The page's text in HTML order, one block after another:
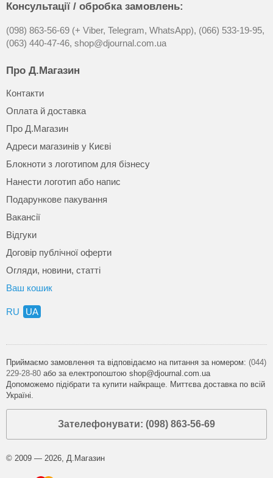
Консультації / обробка замовлень:
(098) 863-56-69 (+ Viber, Telegram, WhatsApp), (066) 533-19-95,
(063) 440-47-46, shop@djournal.com.ua
Про Д.Магазин
Контакти
Оплата й доставка
Про Д.Магазин
Адреси магазинів у Києві
Блокноти з логотипом для бізнесу
Нанести логотип або напис
Подарункове пакування
Вакансії
Відгуки
Договір публічної оферти
Огляди, новини, статті
Ваш кошик
RU UA
Приймаємо замовлення та відповідаємо на питання за номером: (044)
229-28-80 або за електропоштою shop@djournal.com.ua
Допоможемо підібрати та купити найкраще. Миттєва доставка по всій
Україні.
Зателефонувати: (098) 863-56-69
© 2009 — 2026, Д.Магазин